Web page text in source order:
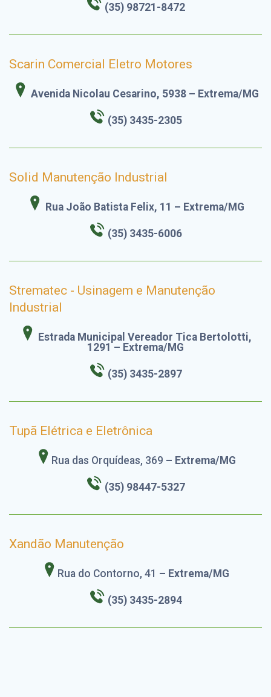
(35) 98721-8472
Scarin Comercial Eletro Motores
Avenida Nicolau Cesarino, 5938 – Extrema/MG
(35) 3435-2305
Solid Manutenção Industrial
Rua João Batista Felix, 11 – Extrema/MG
(35) 3435-6006
Strematec - Usinagem e Manutenção
Industrial
Estrada Municipal Vereador Tica Bertolotti,
1291 – Extrema/MG
(35) 3435-2897
Tupã Elétrica e Eletrônica
Rua das Orquídeas, 369 – Extrema/MG
(35) 98447-5327
Xandão Manutenção
Rua do Contorno, 41 – Extrema/MG
(35) 3435-2894